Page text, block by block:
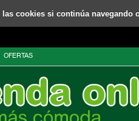
cookies si continúa navegando
OFERTAS